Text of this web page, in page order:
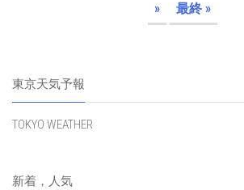
» 最終 »
東京天気予報
TOKYO WEATHER
新着，人気